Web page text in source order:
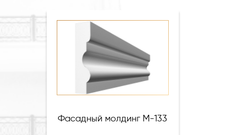
Фасадный молдинг М-133